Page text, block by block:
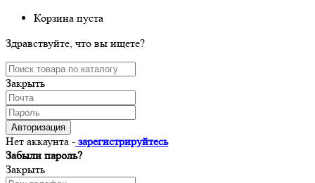
Корзина пуста
Здравствуйте, что вы ищете?
Закрыть
Авторизация
Нет аккаунта - зарегистрируйтесь
Забыли пароль?
Закрыть